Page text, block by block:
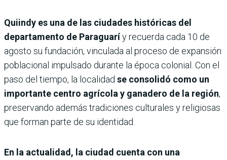
Quiindy es una de las ciudades históricas del
departamento de Paraguaríy recuerda cada 10 de
agosto su fundación, vinculada al proceso de expansión
poblacional impulsado durante la época colonial. Con el
paso del tiempo, la localidad se consolidó como un
importante centro agrícola y ganadero de la región,
preservando además tradiciones culturales y religiosas
que forman parte de su identidad.
En la actualidad, la ciudad cuenta con una